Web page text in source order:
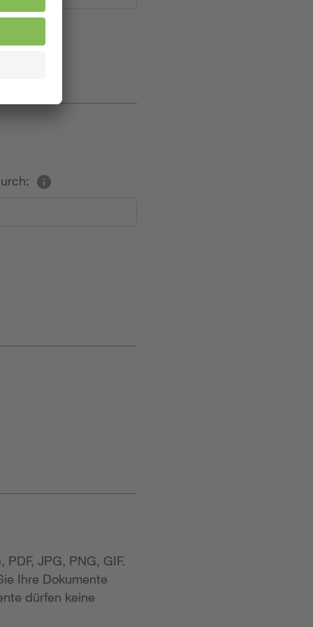
JPG, PNG, GIF.
Ihre Dokumente
dürfen keine